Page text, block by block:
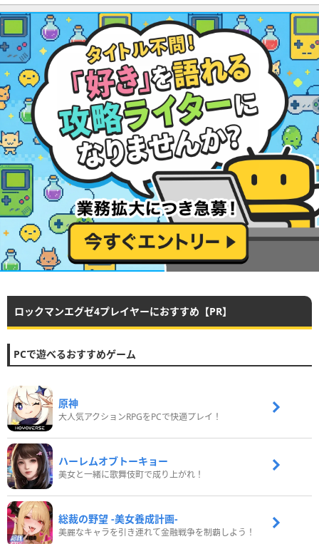
ロックマンエグゼ4プレイヤーにおすすめ【PR】
PCで遊べるおすすめゲーム
原神
大人気アクションRPGをPCで快適プレイ！
ハーレムオブトーキョー
美女と一緒に歌舞伎町で成り上がれ！
総裁の野望 -美女養成計画-
美麗なキャラを引き連れて金融戦争を制覇しよう！